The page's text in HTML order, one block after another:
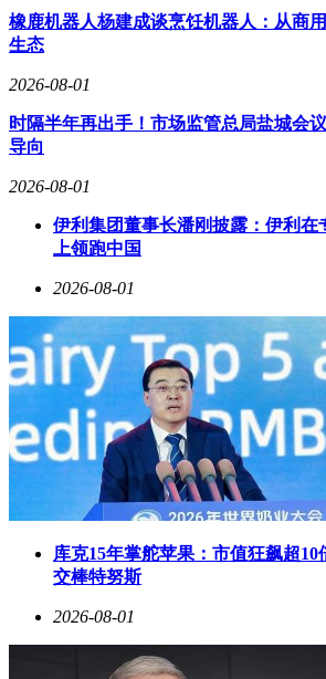
橡鹿机器人杨建成谈烹饪机器人：从商
生态
2026-08-01
时隔半年再出手！市场监管总局盐城会
导向
2026-08-01
伊利集团董事长潘刚披露：伊利在
上领跑中国
2026-08-01
库克15年掌舵苹果：市值狂飙超
交棒特努斯
2026-08-01